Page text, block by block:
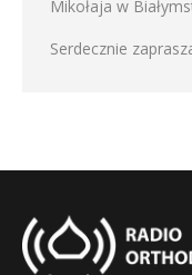
Mikołaja w
Serdecznie